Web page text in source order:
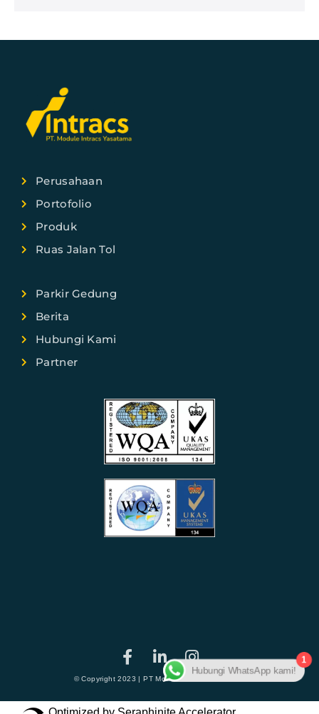
Perusahaan
Portofolio
Produk
Ruas Jalan Tol
Parkir Gedung
Berita
Hubungi Kami
Partner
© Copyright 2023 | PT Module Intracs Yasatama
1
Hubungi WhatsApp kami!